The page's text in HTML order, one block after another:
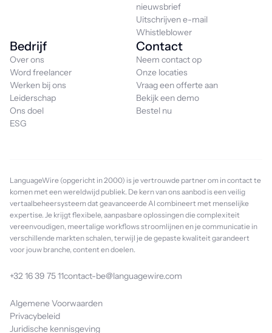
nieuwsbrief
Uitschrijven e-mail
Whistleblower
Bedrijf
Over ons
Word freelancer
Werken bij ons
Leiderschap
Ons doel
ESG
Contact
Neem contact op
Onze locaties
Vraag een offerte aan
Bekijk een demo
Bestel nu
LanguageWire (opgericht in 2000) is je vertrouwde partner om in contact te
komen met een wereldwijd publiek. De kern van ons aanbod is een veilig
vertaalbeheersysteem dat geavanceerde AI combineert met menselijke
expertise. Je krijgt flexibele, aanpasbare oplossingen die complexiteit
vereenvoudigen, meertalige workflows stroomlijnen en je communicatie in
verschillende markten schalen, terwijl je de gepaste kwaliteit garandeert
voor jouw branche, content en doelen.
+32 16 39 75 11contact-be@languagewire.com
Algemene Voorwaarden
Privacybeleid
Juridische kennisgeving